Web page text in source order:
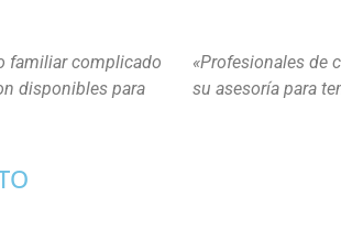
familiar complicado
disponibles para
«Profesionales de
su asesoría para